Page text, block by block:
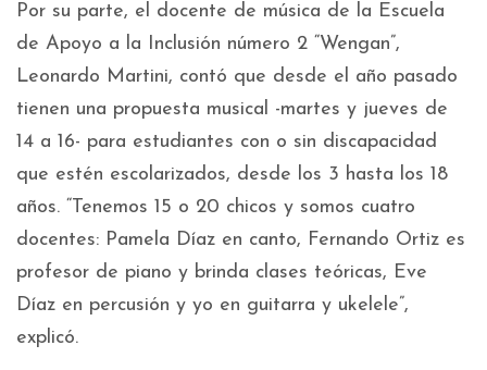
Por su parte, el docente de música de la Escuela
de Apoyo a la Inclusión número 2 “Wengan”,
Leonardo Martini, contó que desde el año pasado
tienen una propuesta musical -martes y jueves de
14 a 16- para estudiantes con o sin discapacidad
que estén escolarizados, desde los 3 hasta los 18
años. “Tenemos 15 o 20 chicos y somos cuatro
docentes: Pamela Díaz en canto, Fernando Ortiz es
profesor de piano y brinda clases teóricas, Eve
Díaz en percusión y yo en guitarra y ukelele”,
explicó.